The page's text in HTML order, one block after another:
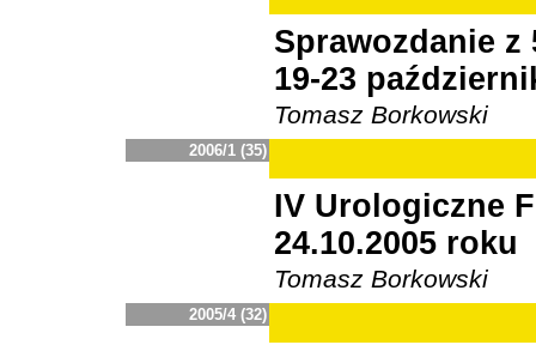
Sprawozdanie
19-23
Tomasz Borkowski
2006/1 (35)
IV Urologiczne
24.10.2005 roku
Tomasz Borkowski
2005/4 (32)